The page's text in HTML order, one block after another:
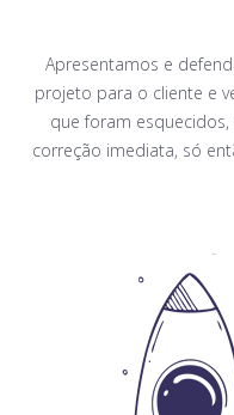
Apresentamos e
projeto para o cliente e
que foram
correção imediata, só